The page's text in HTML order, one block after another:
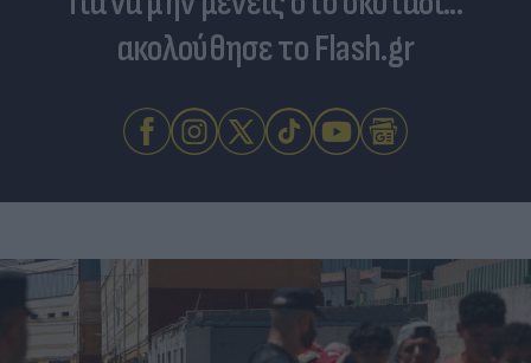
ακολούθησε το Flash.gr